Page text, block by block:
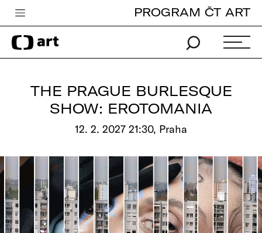
Česká televize
Zpravodajství
Vše o ČT
PROGRAM ČT ART
THE PRAGUE BURLESQUE
SHOW: EROTOMANIA
12. 2. 2027 21:30, Praha